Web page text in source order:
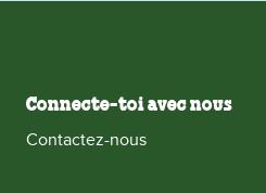
Connecte-toi avec nous
Contactez-nous